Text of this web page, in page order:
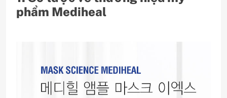
phẩm Mediheal